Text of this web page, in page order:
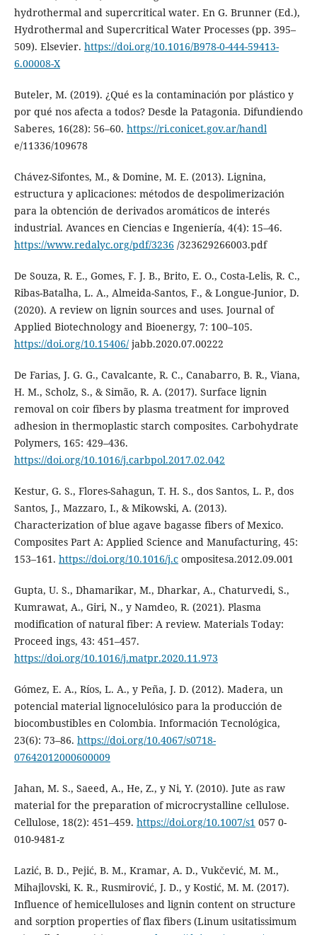
hydrothermal and supercritical water. En G. Brunner (Ed.),
Hydrothermal and Supercritical Water Processes (pp. 395–
509). Elsevier. https://doi.org/10.1016/B978-0-444-59413-
6.00008-X
Buteler, M. (2019). ¿Qué es la contaminación por plástico y
por qué nos afecta a todos? Desde la Patagonia. Difundiendo
Saberes, 16(28): 56–60. https://ri.conicet.gov.ar/handl
e/11336/109678
Chávez-Sifontes, M., & Domine, M. E. (2013). Lignina,
estructura y aplicaciones: métodos de despolimerización
para la obtención de derivados aromáticos de interés
industrial. Avances en Ciencias e Ingeniería, 4(4): 15–46.
https://www.redalyc.org/pdf/3236 /323629266003.pdf
De Souza, R. E., Gomes, F. J. B., Brito, E. O., Costa-Lelis, R. C.,
Ribas-Batalha, L. A., Almeida-Santos, F., & Longue-Junior, D.
(2020). A review on lignin sources and uses. Journal of
Applied Biotechnology and Bioenergy, 7: 100–105.
https://doi.org/10.15406/jabb.2020.07.00222
De Farias, J. G. G., Cavalcante, R. C., Canabarro, B. R., Viana,
H. M., Scholz, S., & Simão, R. A. (2017). Surface lignin
removal on coir fibers by plasma treatment for improved
adhesion in thermoplastic starch composites. Carbohydrate
Polymers, 165: 429–436.
https://doi.org/10.1016/j.carbpol.2017.02.042
Kestur, G. S., Flores-Sahagun, T. H. S., dos Santos, L. P., dos
Santos, J., Mazzaro, I., & Mikowski, A. (2013).
Characterization of blue agave bagasse fibers of Mexico.
Composites Part A: Applied Science and Manufacturing, 45:
153–161. https://doi.org/10.1016/j.compositesa.2012.09.001
Gupta, U. S., Dhamarikar, M., Dharkar, A., Chaturvedi, S.,
Kumrawat, A., Giri, N., y Namdeo, R. (2021). Plasma
modification of natural fiber: A review. Materials Today:
Proceed ings, 43: 451–457.
https://doi.org/10.1016/j.matpr.2020.11.973
Gómez, E. A., Ríos, L. A., y Peña, J. D. (2012). Madera, un
potencial material lignocelulósico para la producción de
biocombustibles en Colombia. Información Tecnológica,
23(6): 73–86. https://doi.org/10.4067/s0718-
07642012000600009
Jahan, M. S., Saeed, A., He, Z., y Ni, Y. (2010). Jute as raw
material for the preparation of microcrystalline cellulose.
Cellulose, 18(2): 451–459. https://doi.org/10.1007/s1 057 0-
010-9481-z
Lazić, B. D., Pejić, B. M., Kramar, A. D., Vukčević, M. M.,
Mihajlovski, K. R., Rusmirović, J. D., y Kostić, M. M. (2017).
Influence of hemicelluloses and lignin content on structure
and sorption properties of flax fibers (Linum usitatissimum